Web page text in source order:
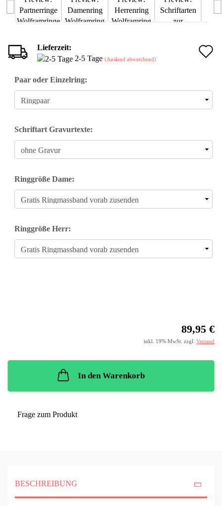
Lieferzeit:
2-5 Tage (Ausland abweichend)
Paar oder Einzelring:
Schriftart Gravurtexte:
Ringgröße Dame:
Ringgröße Herr:
89,95 €
inkl. 19% MwSt. zzgl. Versand
In den Warenkorb
Frage zum Produkt
BESCHREIBUNG